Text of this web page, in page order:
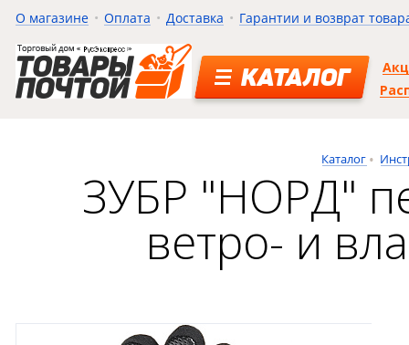
О магазине Оплата Доставка Гарантии и возврат
КАТАЛОГ
Каталог
ЗУБР "НОРД"
ветро- и